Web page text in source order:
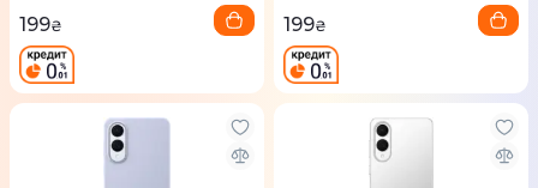
199₴ 199₴